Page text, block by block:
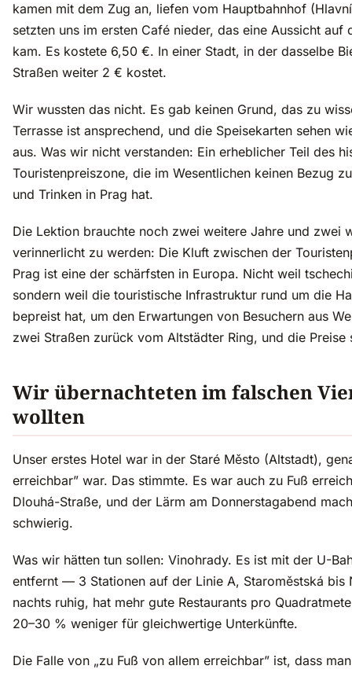
kamen mit dem Zug an, liefen vom Hauptbahnhof
setzten uns im ersten Café nieder, das eine Aussicht
kam. Es kostete 6,50 €. In einer Stadt, in der dasselbe
Straßen weiter 2 € kostet.
Wir wussten das nicht. Es gab keinen Grund, das zu
Terrasse ist ansprechend, und die Speisekarten sehen
aus. Was wir nicht verstanden: Ein erheblicher Teil des
Touristenpreiszone, die im Wesentlichen keinen Bezug
und Trinken in Prag hat.
Die Lektion brauchte noch zwei weitere Jahre und zwei
verinnerlicht zu werden: Die Kluft zwischen der
Prag ist eine der schärfsten in Europa. Nicht weil
sondern weil die touristische Infrastruktur rund um die
bepreist hat, um den Erwartungen von Besuchern aus
zwei Straßen zurück vom Altstädter Ring, und die
Wir übernachteten im falschen
wollten
Unser erstes Hotel war in der Staré Město (Altstadt),
erreichbar” war. Das stimmte. Es war auch zu Fuß
Dlouhá-Straße, und der Lärm am Donnerstagabend
schwierig.
Was wir hätten tun sollen: Vinohrady. Es ist mit der U-
entfernt — 3 Stationen auf der Linie A, Staroměstská bis
nachts ruhig, hat mehr gute Restaurants pro
20–30 % weniger für gleichwertige Unterkünfte.
Die Falle von „zu Fuß von allem erreichbar” ist, dass